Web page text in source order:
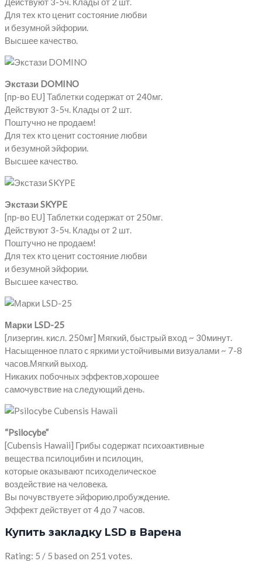
Для тех кто ценит состояние любви
и безумной эйфории.
Высшее качество.
Экстази DOMINO
[пр-во EU] Таблетки содержат от 240мг.
Действуют 3-5ч. Клады от 2 шт.
Поштучно не продаем!
Для тех кто ценит состояние любви
и безумной эйфории.
Высшее качество.
Экстази SKYPE
[пр-во EU] Таблетки содержат от 250мг.
Действуют 3-5ч. Клады от 2 шт.
Поштучно не продаем!
Для тех кто ценит состояние любви
и безумной эйфории.
Высшее качество.
Марки LSD-25
[лизергин. кисл. 250мг] Мягкий, быстрый вход ~ 30минут.
Насыщенное плато c яркими устойчивыми визуалами ~ 7-8
часов.Мягкий выход.
Никаких побочных эффектов,хорошее
самочувствие на следующий день.
“Psilocybe”
[Cubensis Hawaii] Грибы содержат психоактивные
вещества псилоцибин и псилоцин,
которые оказывают психоделическое
воздействие на человека.
Вы почувствуете эйфорию,пробуждение.
Эффект действует от 4 до 7 часов.
Купить закладку LSD в Варена
Rating: 5 / 5 based on 251 votes.